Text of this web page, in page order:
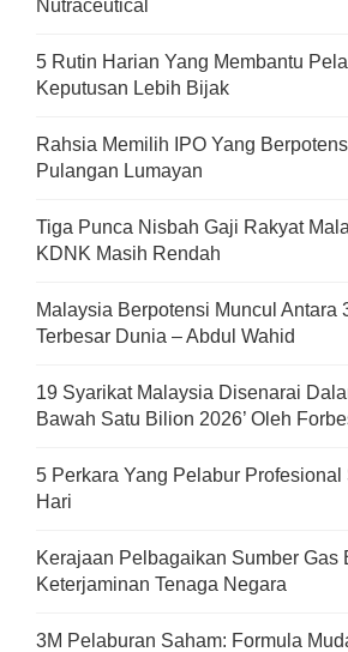
Nutraceutical
5 Rutin Harian Yang Membantu
Keputusan Lebih Bijak
Rahsia Memilih IPO Yang
Pulangan Lumayan
Tiga Punca Nisbah Gaji Rakyat
KDNK Masih Rendah
Malaysia Berpotensi Muncul Antara
Terbesar Dunia – Abdul Wahid
19 Syarikat Malaysia Disenarai
Bawah Satu Bilion 2026’ Oleh
5 Perkara Yang Pelabur
Hari
Kerajaan Pelbagaikan Sumber Gas
Keterjaminan Tenaga Negara
3M Pelaburan Saham: Formula